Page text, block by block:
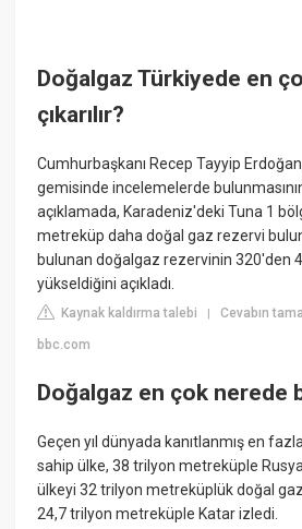
Doğalgaz Türkiyede en
çıkarılır?
Cumhurbaşkanı Recep Tayyip
gemisinde incelemelerde
açıklamada, Karadeniz'deki Tuna 1
metreküp daha doğal gaz rezervi
bulunan doğalgaz rezervinin 320'den
yükseldiğini açıkladı.
Kaynak kaldırma talebi |Cevabın
bbc.com
Doğalgaz en çok nerede
Geçen yıl dünyada kanıtlanmış en
sahip ülke, 38 trilyon metreküple
ülkeyi 32 trilyon metreküplük doğal
24,7 trilyon metreküple Katar izledi.